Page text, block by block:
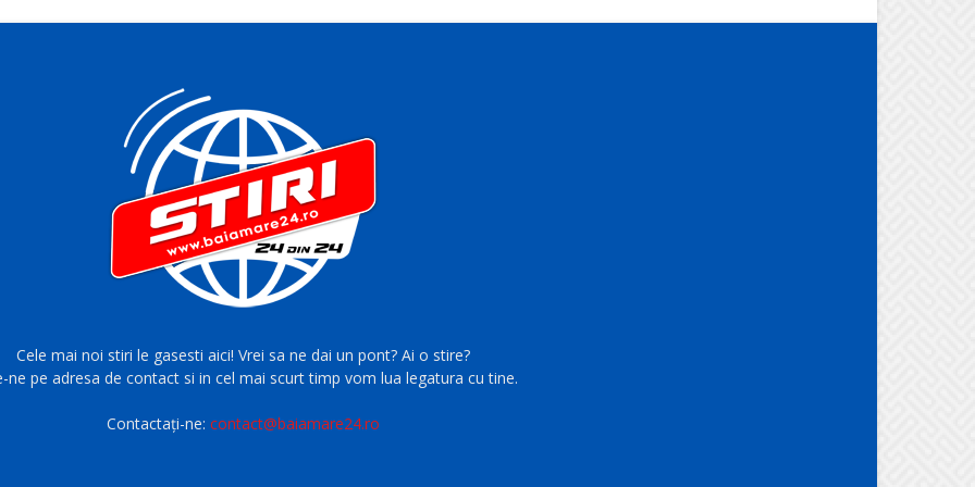
Cele mai noi stiri le gasesti aici! Vrei sa ne dai un pont? Ai o stire?
ne pe adresa de contact si in cel mai scurt timp vom lua legatura cu tine.
Contactați-ne:contact@baiamare24.ro